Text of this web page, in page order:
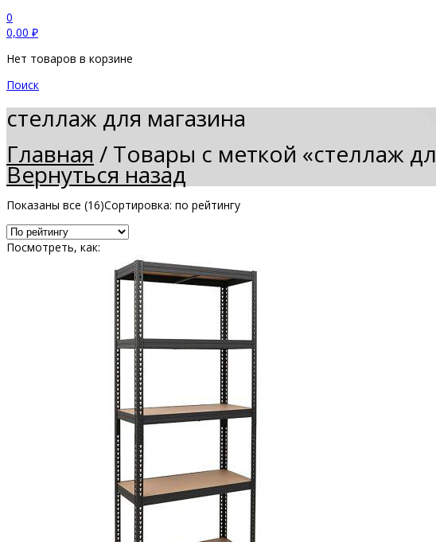
0
0,00 ₽
Нет товаров в корзине
Поиск
стеллаж для магазина
Главная / Товары с меткой «стеллаж
Вернуться назад
Показаны все (16)Сортировка: по рейтингу
Посмотреть, как: